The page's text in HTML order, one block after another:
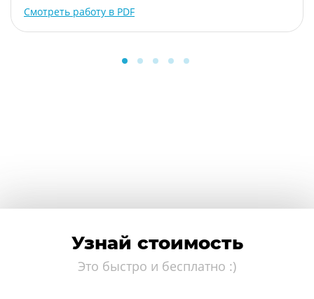
Смотреть работу в PDF
Узнай стоимость
Это быстро и бесплатно :)